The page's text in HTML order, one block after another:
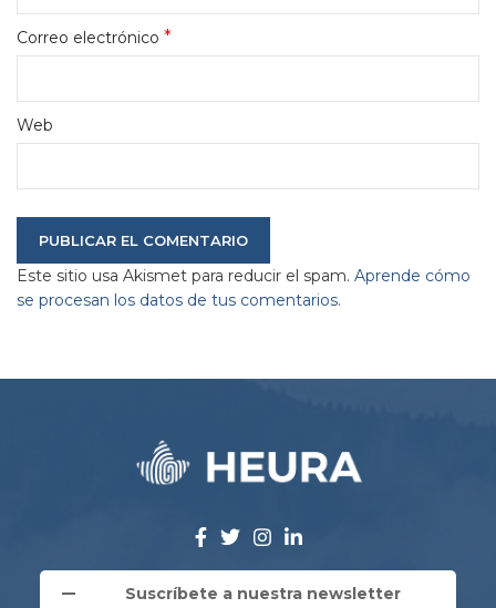
Correo electrónico *
Web
Este sitio usa Akismet para reducir el spam. Aprende cómo
se procesan los datos de tus comentarios.
Suscríbete a nuestra newsletter